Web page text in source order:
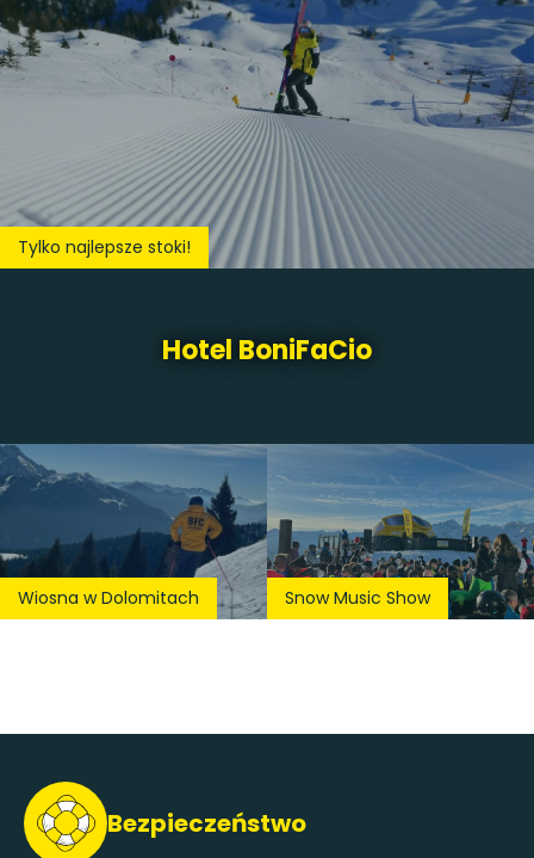
Tylko najlepsze stoki!
Hotel BoniFaCio
Wiosna w Dolomitach Snow Music Show
Bezpieczeństwo